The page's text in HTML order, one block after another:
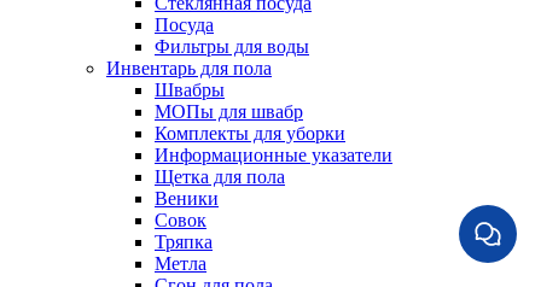
Посуда
Фильтры для воды
Инвентарь для пола
Швабры
МОПы для швабр
Комплекты для уборки
Информационные указатели
Щетка для пола
Веники
Совок
Тряпка
Метла